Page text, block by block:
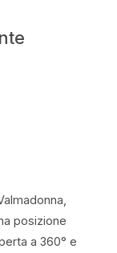
posizione
a 360° e